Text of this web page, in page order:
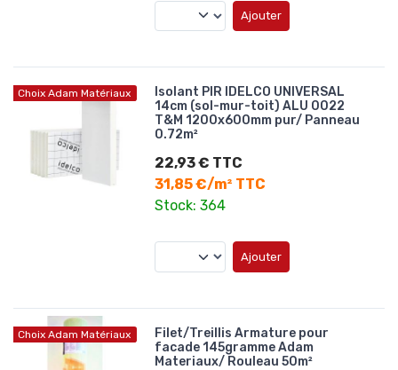
Ajouter
Choix Adam Matériaux
Isolant PIR IDELCO UNIVERSAL
14cm (sol-mur-toit) ALU 0022
T&M 1200x600mm pur/ Panneau
0.72m²
22,93 € TTC
31,85 €/m² TTC
Stock: 364
Ajouter
Choix Adam Matériaux
Filet/Treillis Armature pour
facade 145gramme Adam
Materiaux/ Rouleau 50m²